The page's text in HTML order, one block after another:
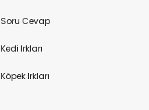
Soru Cevap
Kedi Irkları
Köpek Irkları